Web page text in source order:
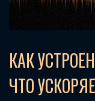
КАК УСТРОЕН
ЧТО